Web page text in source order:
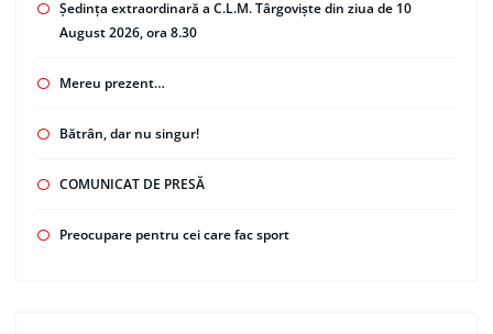
Ședința extraordinară a C.L.M. Târgoviște din ziua de 10
August 2026, ora 8.30
Mereu prezent…
Bătrân, dar nu singur!
COMUNICAT DE PRESĂ
Preocupare pentru cei care fac sport